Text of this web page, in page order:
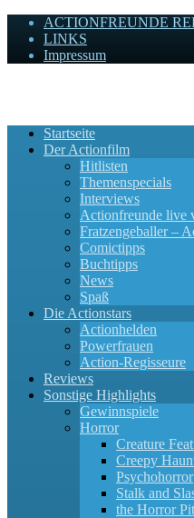
ACTIONFREUNDE
LINKS
Impressum
Startseite
Der Actionfilm
Hitlisten
Themenspecials
Interviews
Actionfreunde live
Fratzengeballer –
Comictipps
Buchtipps
News
Spaß
Die Actionstars
Actionhelden
Powerfrauen
Action-Regisseure
Reviews
Sonstige Highlights
Gewinnspiele
Horror
Creature
Creepy
Psychohorror
Stalk and
the Horror Pit